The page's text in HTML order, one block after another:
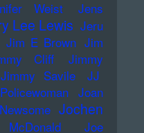
Weist
Jens
Lee Lewis Jeru
Jim E Brown Jim
Cliff
Jimmy
Jimmy Savile
JJ
Joan
Jochen
Joe